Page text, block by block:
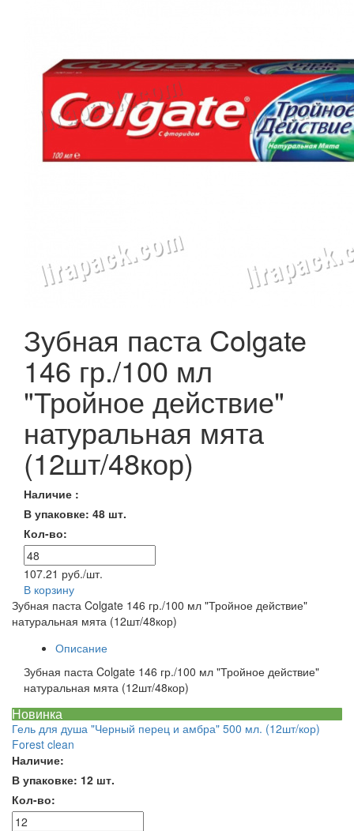
Зубная паста Colgate
146 гр./100 мл
"Тройное действие"
натуральная мята
(12шт/48кор)
Наличие :
В упаковке: 48 шт.
Кол-во:
107.21 руб./шт.
В корзину
Зубная паста Colgate 146 гр./100 мл "Тройное действие"
натуральная мята (12шт/48кор)
Описание
Зубная паста Colgate 146 гр./100 мл "Тройное действие"
натуральная мята (12шт/48кор)
Новинка
Гель для душа "Черный перец и амбра" 500 мл. (12шт/кор)
Forest clean
Наличие:
В упаковке: 12 шт.
Кол-во: